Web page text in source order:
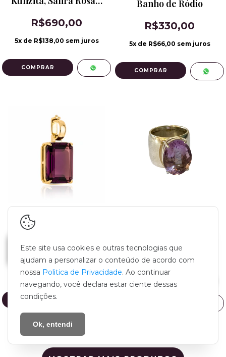
de Ródio
R$690,00
5x de R$138,00 sem juros
Banho de Ródio
R$330,00
5x de R$66,00 sem juros
COMPRAR
Pingente Roma
Pequeno Ametista
Rosa
R$180,00
x deR$36,00sem juros
Prata 950
R$1.290,00
5x deR$258,00
Este site usa cookies e outras tecnologias que
ajudam a personalizar o conteúdo de acordo com
nossa Politica de Privacidade. Ao continuar
navegando, você declara estar ciente dessas
condições.
Ok, entendi